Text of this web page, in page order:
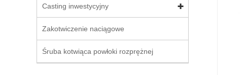
Casting inwestycyjny
Zakotwiczenie naciągowe
Śruba kotwiąca powłoki rozprężnej